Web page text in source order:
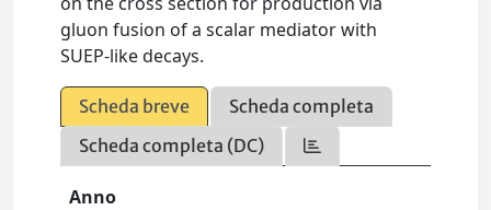
gluon fusion of a scalar mediator with
SUEP-like decays.
Scheda breve
Scheda completa
Scheda completa (DC)
Anno